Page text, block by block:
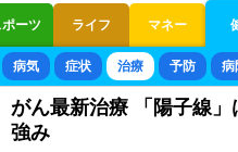
ーツ ライフ マネー
ボートレース 競輪 オートレー
病気 症状 治療 予防 病
がん最新治療 「陽子線
強み